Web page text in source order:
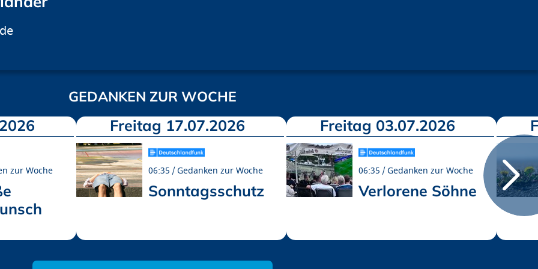
GEDANKEN ZUR WOCHE
zur Woche
Freitag 17.07.2026
06:35 Gedanken zur Woche
Sonntagsschutz
Freitag 03.07.2026
06:35 Gedanken zur Woche
Verlorene Söhne